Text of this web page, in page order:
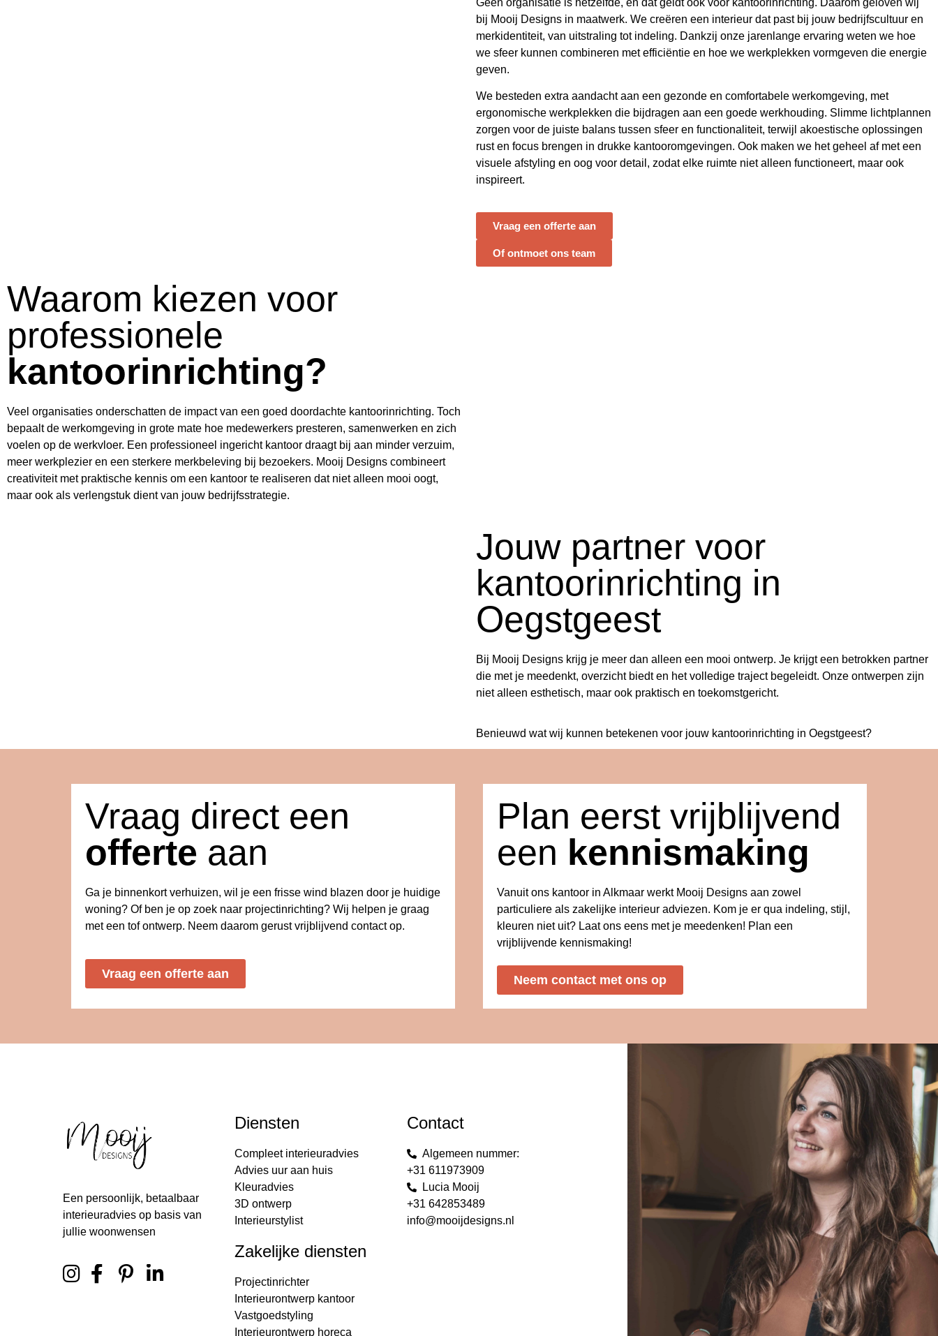
bij Mooij Designs in maatwerk. We creëren een interieur dat past bij jouw bedrijfscultuur en
merkidentiteit, van uitstraling tot indeling. Dankzij onze jarenlange ervaring weten we hoe
we sfeer kunnen combineren met efficiëntie en hoe we werkplekken vormgeven die energie
geven.
We besteden extra aandacht aan een gezonde en comfortabele werkomgeving, met
ergonomische werkplekken die bijdragen aan een goede werkhouding. Slimme lichtplannen
zorgen voor de juiste balans tussen sfeer en functionaliteit, terwijl akoestische oplossingen
rust en focus brengen in drukke kantooromgevingen. Ook maken we het geheel af met een
visuele afstyling en oog voor detail, zodat elke ruimte niet alleen functioneert, maar ook
inspireert.
Vraag een offerte aan
Of ontmoet ons team
Waarom kiezen voor
professionele
kantoorinrichting?
Veel organisaties onderschatten de impact van een goed doordachte kantoorinrichting. Toch
bepaalt de werkomgeving in grote mate hoe medewerkers presteren, samenwerken en zich
voelen op de werkvloer. Een professioneel ingericht kantoor draagt bij aan minder verzuim,
meer werkplezier en een sterkere merkbeleving bij bezoekers. Mooij Designs combineert
creativiteit met praktische kennis om een kantoor te realiseren dat niet alleen mooi oogt,
maar ook als verlengstuk dient van jouw bedrijfsstrategie.
Jouw partner voor
kantoorinrichting in
Oegstgeest
Bij Mooij Designs krijg je meer dan alleen een mooi ontwerp. Je krijgt een betrokken partner
die met je meedenkt, overzicht biedt en het volledige traject begeleidt. Onze ontwerpen zijn
niet alleen esthetisch, maar ook praktisch en toekomstgericht.
Benieuwd wat wij kunnen betekenen voor jouw kantoorinrichting in Oegstgeest?
Vraag direct een
offerte aan
Ga je binnenkort verhuizen, wil je een frisse wind blazen door je huidige
woning? Of ben je op zoek naar projectinrichting? Wij helpen je graag
met een tof ontwerp. Neem daarom gerust vrijblijvend contact op.
Vraag een offerte aan
Plan eerst vrijblijvend
een kennismaking
Vanuit ons kantoor in Alkmaar werkt Mooij Designs aan zowel
particuliere als zakelijke interieur adviezen. Kom je er qua indeling, stijl,
kleuren niet uit? Laat ons eens met je meedenken! Plan een
vrijblijvende kennismaking!
Neem contact met ons op
Een persoonlijk, betaalbaar
interieuradvies op basis van
jullie woonwensen
Diensten
Compleet interieuradvies
Advies uur aan huis
Kleuradvies
3D ontwerp
Interieurstylist
Zakelijke diensten
Projectinrichter
Interieurontwerp kantoor
Vastgoedstyling
Interieurontwerp horeca
Contact
Algemeen nummer:
+31 611973909
Lucia Mooij
+31 642853489
info@mooijdesigns.nl